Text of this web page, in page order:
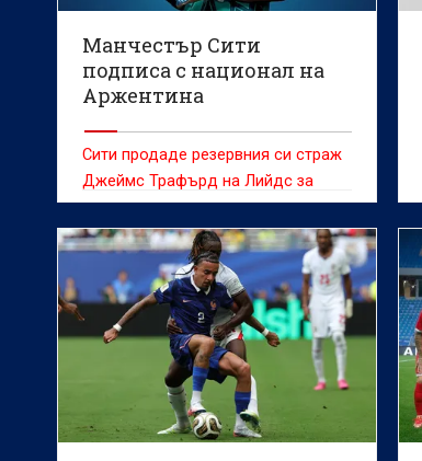
Манчестър Сити
подписа с национал на
Аржентина
Сити продаде резервния си страж
Джеймс Трафърд на Лийдс за
близо 40 милиона паунда